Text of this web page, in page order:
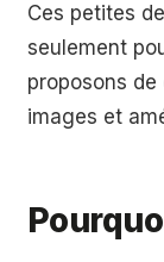
Ces petites
seulement
proposons
images et